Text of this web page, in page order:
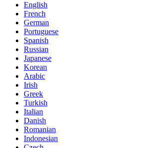
English
French
German
Portuguese
Spanish
Russian
Japanese
Korean
Arabic
Irish
Greek
Turkish
Italian
Danish
Romanian
Indonesian